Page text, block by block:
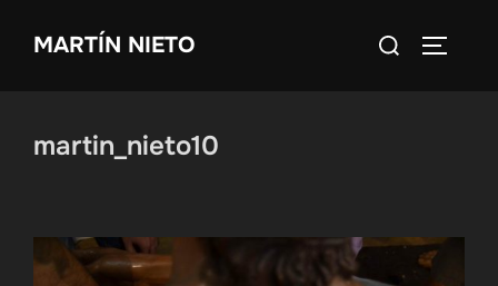
MARTÍN NIETO Buscar:
martin_nieto10